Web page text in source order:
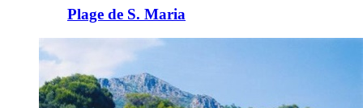
Plage de S. Maria